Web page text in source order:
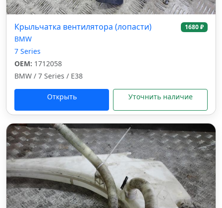
Крыльчатка вентилятора (лопасти) 1680 ₽
BMW
7 Series
OEM: 1712058
BMW / 7 Series / E38
Открыть Уточнить наличие